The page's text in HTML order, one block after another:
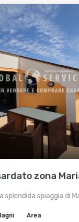
zona
splendida spiaggia di
Area